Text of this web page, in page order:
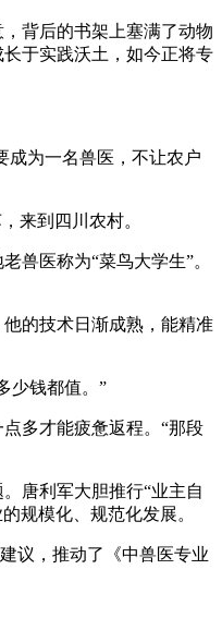
背后的书架上塞满了动物
于实践沃土，如今正将专
成为一名兽医，不让农户
来到四川农村。
兽医称为“菜鸟大学生”。
的技术日渐成熟，能精准
少钱都值。”
多才能疲惫返程。“那段
唐利军大胆推行“业主自
规模化、规范化发展。
议，推动了《中兽医专业